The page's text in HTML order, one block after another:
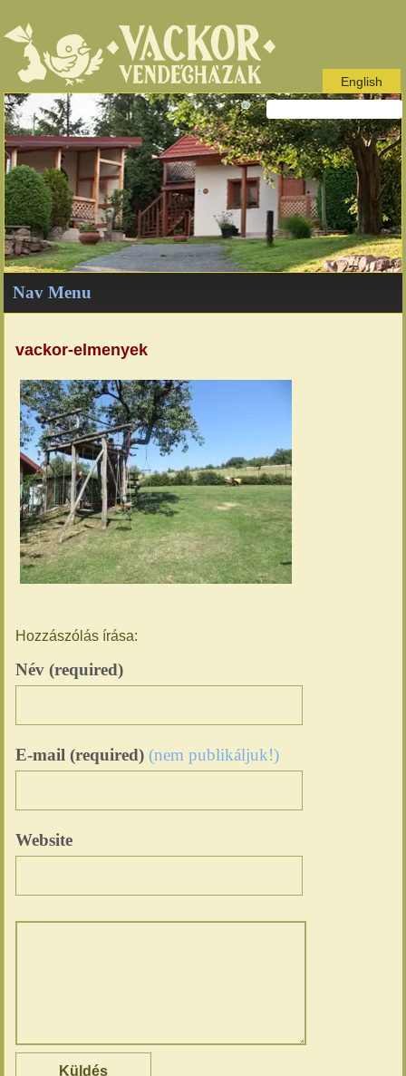
English
Nav Menu
vackor-elmenyek
Hozzászólás írása:
Név (required)
E-mail (required) (nem publikáljuk!)
Website